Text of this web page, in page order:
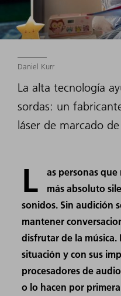
Daniel Kurr
La alta tecnología
sordas: un
láser de marcado de
L
as personas
más absoluto
sonidos. Sin audición
mantener
disfrutar de la música.
situación y con sus
procesadores de
o lo hacen por